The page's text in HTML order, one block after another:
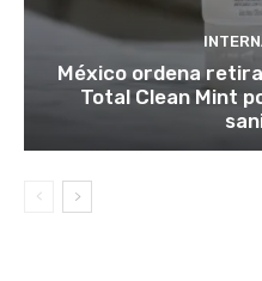
México ordena
Total Clean Mint